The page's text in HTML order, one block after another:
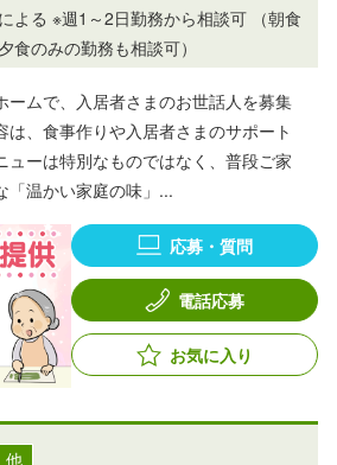
よる ※週1～2日勤務から相談可 （朝食
食のみの勤務も相談可）
ームで、入居者さまのお世話人を募集
は、食事作りや入居者さまのサポート
ューは特別なものではなく、普段ご家
「温かい家庭の味」...
応募・質問
電話応募
お気に入り
他